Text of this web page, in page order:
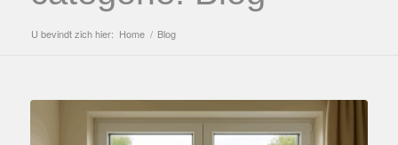
U bevindt zich hier: Home / Blog